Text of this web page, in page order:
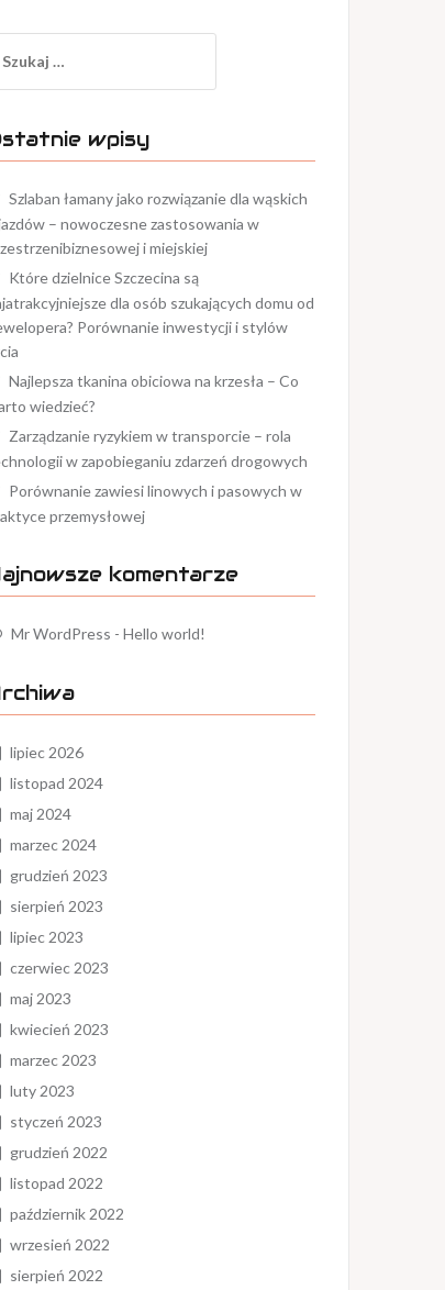
wpisy
Szlaban łamany jako rozwiązanie dla wąskich
– nowoczesne zastosowania w
i miejskiej
Które dzielnice Szczecina są
dla osób szukających domu od
Porównanie inwestycji i stylów
Najlepsza tkanina obiciowa na krzesła – Co
wiedzieć?
Zarządzanie ryzykiem w transporcie – rola
w zapobieganiu zdarzeń drogowych
Porównanie zawiesi linowych i pasowych w
przemysłowej
komentarze
Mr WordPress - Hello world!
lipiec 2026
listopad 2024
maj 2024
marzec 2024
grudzień 2023
sierpień 2023
lipiec 2023
czerwiec 2023
maj 2023
kwiecień 2023
marzec 2023
luty 2023
styczeń 2023
grudzień 2022
listopad 2022
październik 2022
wrzesień 2022
sierpień 2022